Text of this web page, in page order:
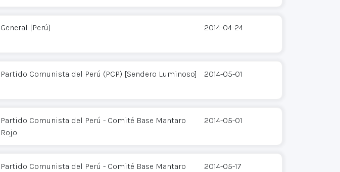
General [Perú] 2014-04-24
Partido Comunista del Perú (PCP) [Sendero Luminoso] 2014-05-01
Partido Comunista del Perú - Comité Base Mantaro
Rojo
2014-05-01
Partido Comunista del Perú - Comité Base Mantaro
2014-05-17